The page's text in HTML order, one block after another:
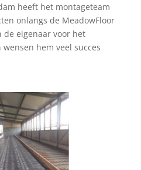
heeft het montageteam
onlangs de MeadowFloor
de eigenaar voor het
hem veel succes